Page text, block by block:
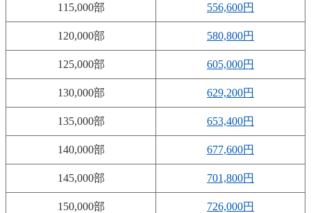
115,000部 556,600円
120,000部 580,800円
125,000部 605,000円
130,000部 629,200円
135,000部 653,400円
140,000部 677,600円
145,000部 701,800円
150,000部 726,000円